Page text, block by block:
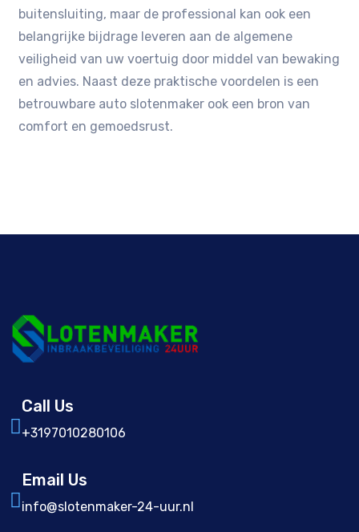
buitensluiting, maar de professional kan ook een
belangrijke bijdrage leveren aan de algemene
veiligheid van uw voertuig door middel van bewaking
en advies. Naast deze praktische voordelen is een
betrouwbare auto slotenmaker ook een bron van
comfort en gemoedsrust.
Call Us
+3197010280106
Email Us
info@slotenmaker-24-uur.nl